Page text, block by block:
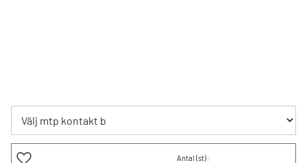
Antal (st) :
Lägg till i favoriter